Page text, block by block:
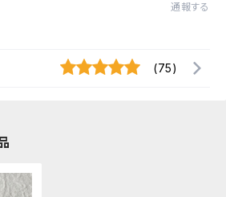
通報する
(75)